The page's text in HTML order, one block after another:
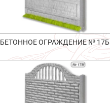
БЕТОННОЕ ОГРАЖДЕНИЕ № 17Б